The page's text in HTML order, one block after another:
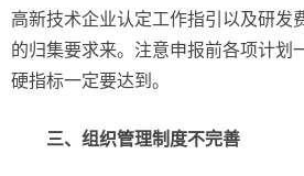
高新技术企业认定工作指引以及研发
的归集要求来。注意申报前各项计划
硬指标一定要达到。
三、组织管理制度不完善